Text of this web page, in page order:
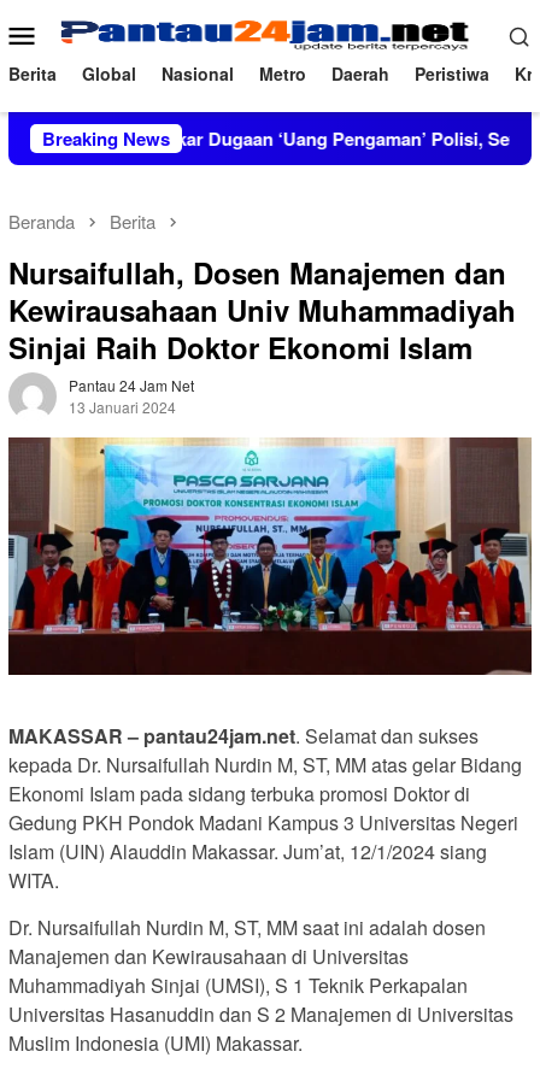
ke
konten
Menu
Mobile
Berita Global Nasional Metro Daerah Peristiwa
Breaking News
IRT Bongkar Dugaan ‘Uang Pengaman’ Polisi, Setor Rp2,5
Beranda Berita
Nursaifullah, Dosen Manajemen dan
Kewirausahaan Univ Muhammadiyah
Sinjai Raih Doktor Ekonomi Islam
Pantau 24 Jam Net
13 Januari 2024
MAKASSAR – pantau24jam.net. Selamat dan sukses
kepada Dr. Nursaifullah Nurdin M, ST, MM atas gelar Bidang
Ekonomi Islam pada sidang terbuka promosi Doktor di
Gedung PKH Pondok Madani Kampus 3 Universitas Negeri
Islam (UIN) Alauddin Makassar. Jum’at, 12/1/2024 siang
WITA.
Dr. Nursaifullah Nurdin M, ST, MM saat ini adalah dosen
Manajemen dan Kewirausahaan di Universitas
Muhammadiyah Sinjai (UMSI), S 1 Teknik Perkapalan
Universitas Hasanuddin dan S 2 Manajemen di Universitas
Muslim Indonesia (UMI) Makassar.